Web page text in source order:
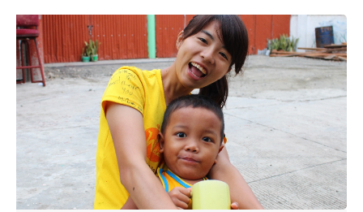
付款」及「重複扣款」等關鍵字，應立即掛
斷，並洽微客 02-3322-5103分機5 查證，
同時撥打警政署165反詐騙諮詢專線。
同時也能夠讓我們了解目前組織吸引到的捐
款人分布在哪個年齡層，讓我們思考組織在
募款策略上可以持續改進的方向。
●沒收到或須要提早取得年度紙本收據（通
常於每年 1 月底前寄出）
請 Email 至 fund@waker.org.tw，說明您
的需求，並儘量提供以下相關資訊，以利我
們查詢您的捐款狀態：
○捐款人編號
○捐款人姓名
一、登入會員
二、點選募款專案 ⮕發起個人募款
三、撰寫募款內容 (完成後儲存)
四、微客通知啟用
五、分享至個人社群
發起個人募款-圖文說明書(link is external)